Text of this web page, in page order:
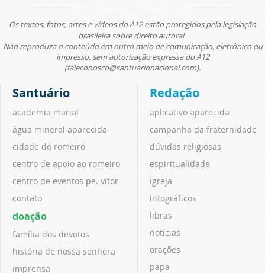
Os textos, fotos, artes e vídeos do A12 estão protegidos pela legislação
brasileira sobre direito autoral.
Não reproduza o conteúdo em outro meio de comunicação, eletrônico ou
impresso, sem autorização expressa do A12
(faleconosco@santuarionacional.com).
Santuário
academia marial
água mineral aparecida
cidade do romeiro
centro de apoio ao romeiro
centro de eventos pe. vitor
contato
doação
família dos devotos
história de nossa senhora
imprensa
Redação
aplicativo aparecida
campanha da fraternidade
dúvidas religiosas
espiritualidade
igreja
infográficos
libras
notícias
orações
papa